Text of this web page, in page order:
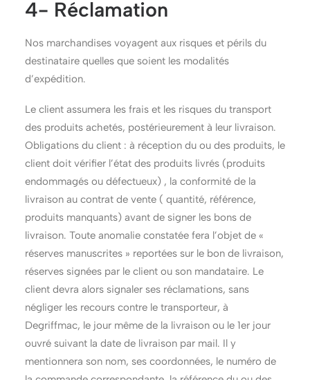
4- Réclamation
Nos marchandises voyagent aux risques et périls du
destinataire quelles que soient les modalités
d’expédition.
Le client assumera les frais et les risques du transport
des produits achetés, postérieurement à leur livraison.
Obligations du client : à réception du ou des produits, le
client doit vérifier l’état des produits livrés (produits
endommagés ou défectueux) , la conformité de la
livraison au contrat de vente ( quantité, référence,
produits manquants) avant de signer les bons de
livraison. Toute anomalie constatée fera l’objet de «
réserves manuscrites » reportées sur le bon de livraison,
réserves signées par le client ou son mandataire. Le
client devra alors signaler ses réclamations, sans
négliger les recours contre le transporteur, à
Degriffmac, le jour même de la livraison ou le 1er jour
ouvré suivant la date de livraison par mail. Il y
mentionnera son nom, ses coordonnées, le numéro de